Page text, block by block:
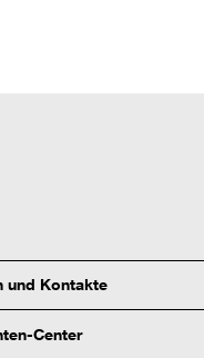
und Kontakte
Center